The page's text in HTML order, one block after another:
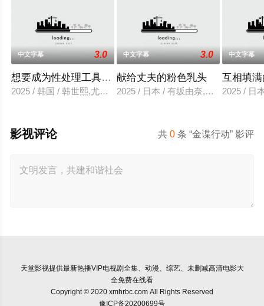
中文字幕 3.0
想要成为性处理工具的妹妹
2025 / 韩国 / 韩世熙,尤里,智熙,尚宇,尚斗,民秀
中文字幕 3.0
献给丈夫的粉色乳头
2025 / 日本 / 有坂由奈,高宫惠子,田
中文字幕
互相填
2025 / 日
共0 条 “金谍行动” 影评
影视评论
天堂影视提供最新热播VIP电视剧全集、动漫、综艺、未删减高清电影大
全免费在线看
Copyright © 2020 xmhrbc.com All Rights Reserved
豫ICP备20200699号